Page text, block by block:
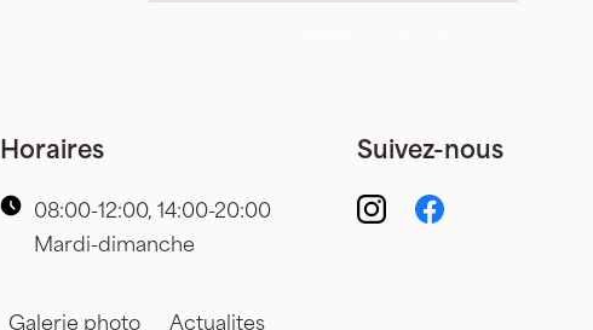
Horaires
08:00-12:00, 14:00-20:00
Mardi-dimanche
Suivez-nous
Galerie photo Actualites